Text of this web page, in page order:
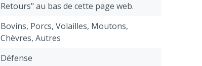
Retours" au bas de cette page web.
Bovins, Porcs, Volailles, Moutons,
Chèvres, Autres
Défense